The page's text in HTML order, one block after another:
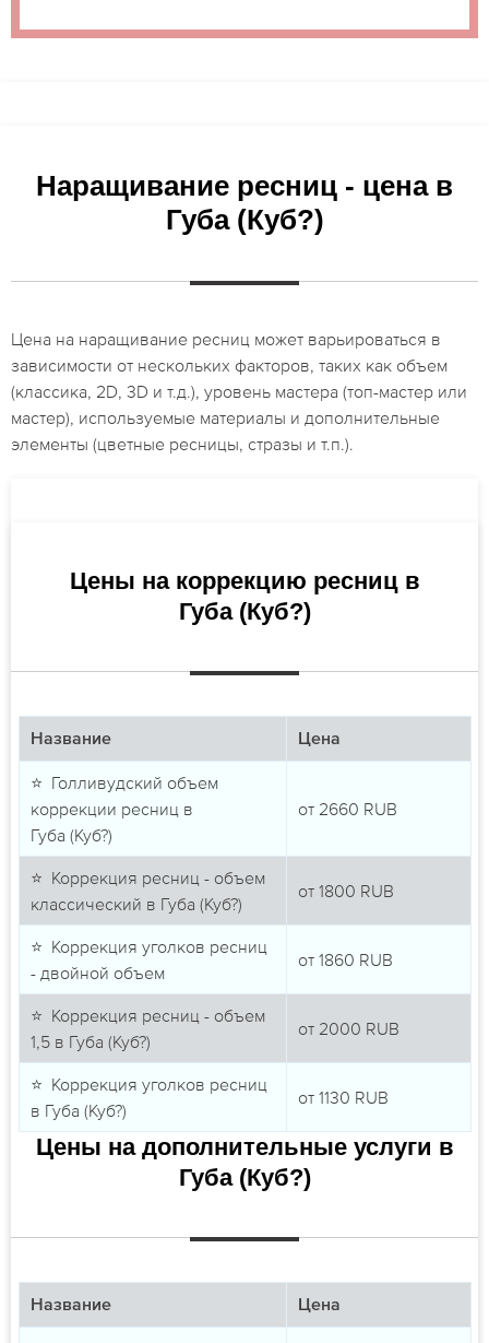
Наращивание ресниц - цена в
Губа (Куб?)
Цена на наращивание ресниц может варьироваться в
зависимости от нескольких факторов, таких как объем
(классика, 2D, 3D и т.д.), уровень мастера (топ-мастер или
мастер), используемые материалы и дополнительные
элементы (цветные ресницы, стразы и т.п.).
Цены на коррекцию ресниц в
Губа (Куб?)
Название Цена
⭐ Голливудский объем
коррекции ресниц в
Губа (Куб?)
от 2660 RUB
⭐ Коррекция ресниц - объем
классический в Губа (Куб?)
от 1800 RUB
⭐ Коррекция уголков ресниц
- двойной объем
от 1860 RUB
⭐ Коррекция ресниц - объем
1,5 в Губа (Куб?)
от 2000 RUB
⭐ Коррекция уголков ресниц
в Губа (Куб?)
от 1130 RUB
Цены на дополнительные услуги в
Губа (Куб?)
Название Цена